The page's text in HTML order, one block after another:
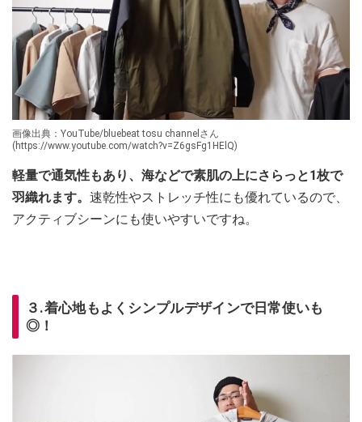
画像出典：YouTube/bluebeat tosu channelさん
(https://www.youtube.com/watch?v=Z6gsFg1HElQ)
軽量で通気性もあり、海などで素肌の上にさらっと1枚で
羽織れます。 速乾性やストレッチ性にも優れているので、
アクティブシーンにも使いやすいですね。
３.着心地もよくシンプルデザインで日常使いも
◎！